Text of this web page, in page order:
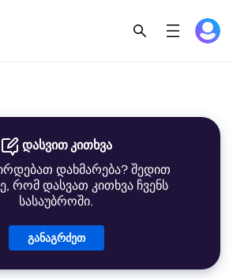
დასვით კითხვა
დახმარება? შედით
რომ დასვათ კითხვა ჩვენს
სასაუბროში.
განაგრძეთ